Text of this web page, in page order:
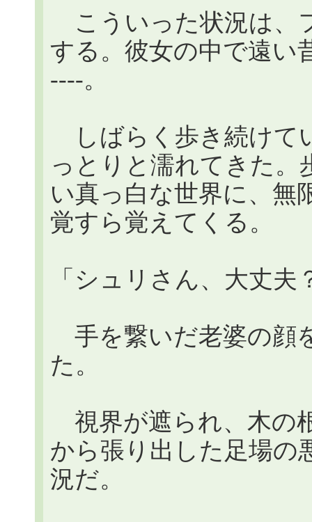
こういった状況は、
する。彼女の中で遠い
----。
しばらく歩き続けて
っとりと濡れてきた。
い真っ白な世界に、無
覚すら覚えてくる。
「シュリさん、大丈夫
手を繋いだ老婆の顔
た。
視界が遮られ、木の
から張り出した足場の
況だ。